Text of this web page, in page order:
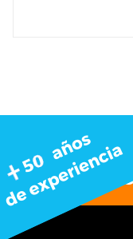
Nos